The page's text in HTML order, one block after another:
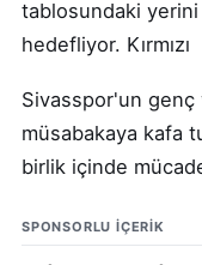
tablosundaki yerini
hedefliyor. Kırmızı
Sivasspor'un genç
müsabakaya kafa
birlik içinde
SPONSORLU IÇERIK